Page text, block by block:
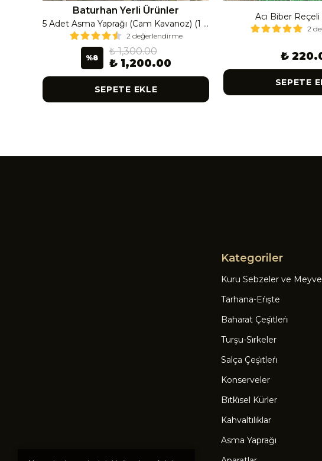
Baturhan Yerli Ürünler
5 Adet Asma Yaprağı (Cam Kavanoz) (1 Lt Cam Kavanoz 350-400 Gr) 350 G
2 değerlendirme
%8
₺ 1,300.00
₺ 1,200.00
SEPETE EKLE
Acı Biber
2
₺
SEPETE
Kategoriler
Kuru Sebzeler ve
Tarhana-Eri̇şte
Baharat Çeşi̇tleri̇
Turşu-Si̇rkeler
Salça Çeşi̇tleri̇
Konserveler
Bi̇tki̇sel Kürler
Kahvaltılıklar
Asma Yaprağı